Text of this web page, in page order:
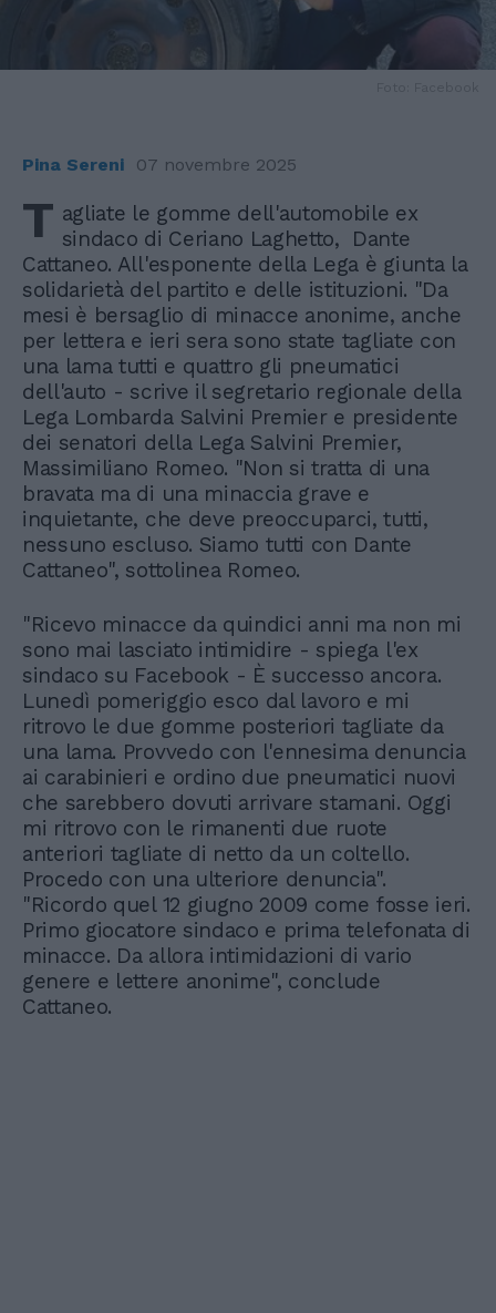
Pina Sereni 07 novembre 2025
T agliate le gomme dell'automobile ex
sindaco di Ceriano Laghetto, Dante
Cattaneo. All'esponente della Lega è giunta la
solidarietà del partito e delle istituzioni. "Da
mesi è bersaglio di minacce anonime, anche
per lettera e ieri sera sono state tagliate con
una lama tutti e quattro gli pneumatici
dell'auto - scrive il segretario regionale della
Lega Lombarda Salvini Premier e presidente
dei senatori della Lega Salvini Premier,
Massimiliano Romeo. "Non si tratta di una
bravata ma di una minaccia grave e
inquietante, che deve preoccuparci, tutti,
nessuno escluso. Siamo tutti con Dante
Cattaneo", sottolinea Romeo.
"Ricevo minacce da quindici anni ma non mi
sono mai lasciato intimidire - spiega l'ex
sindaco su Facebook - È successo ancora.
Lunedì pomeriggio esco dal lavoro e mi
ritrovo le due gomme posteriori tagliate da
una lama. Provvedo con l'ennesima denuncia
ai carabinieri e ordino due pneumatici nuovi
che sarebbero dovuti arrivare stamani. Oggi
mi ritrovo con le rimanenti due ruote
anteriori tagliate di netto da un coltello.
Procedo con una ulteriore denuncia".
"Ricordo quel 12 giugno 2009 come fosse ieri.
Primo giocatore sindaco e prima telefonata di
minacce. Da allora intimidazioni di vario
genere e lettere anonime", conclude
Cattaneo.